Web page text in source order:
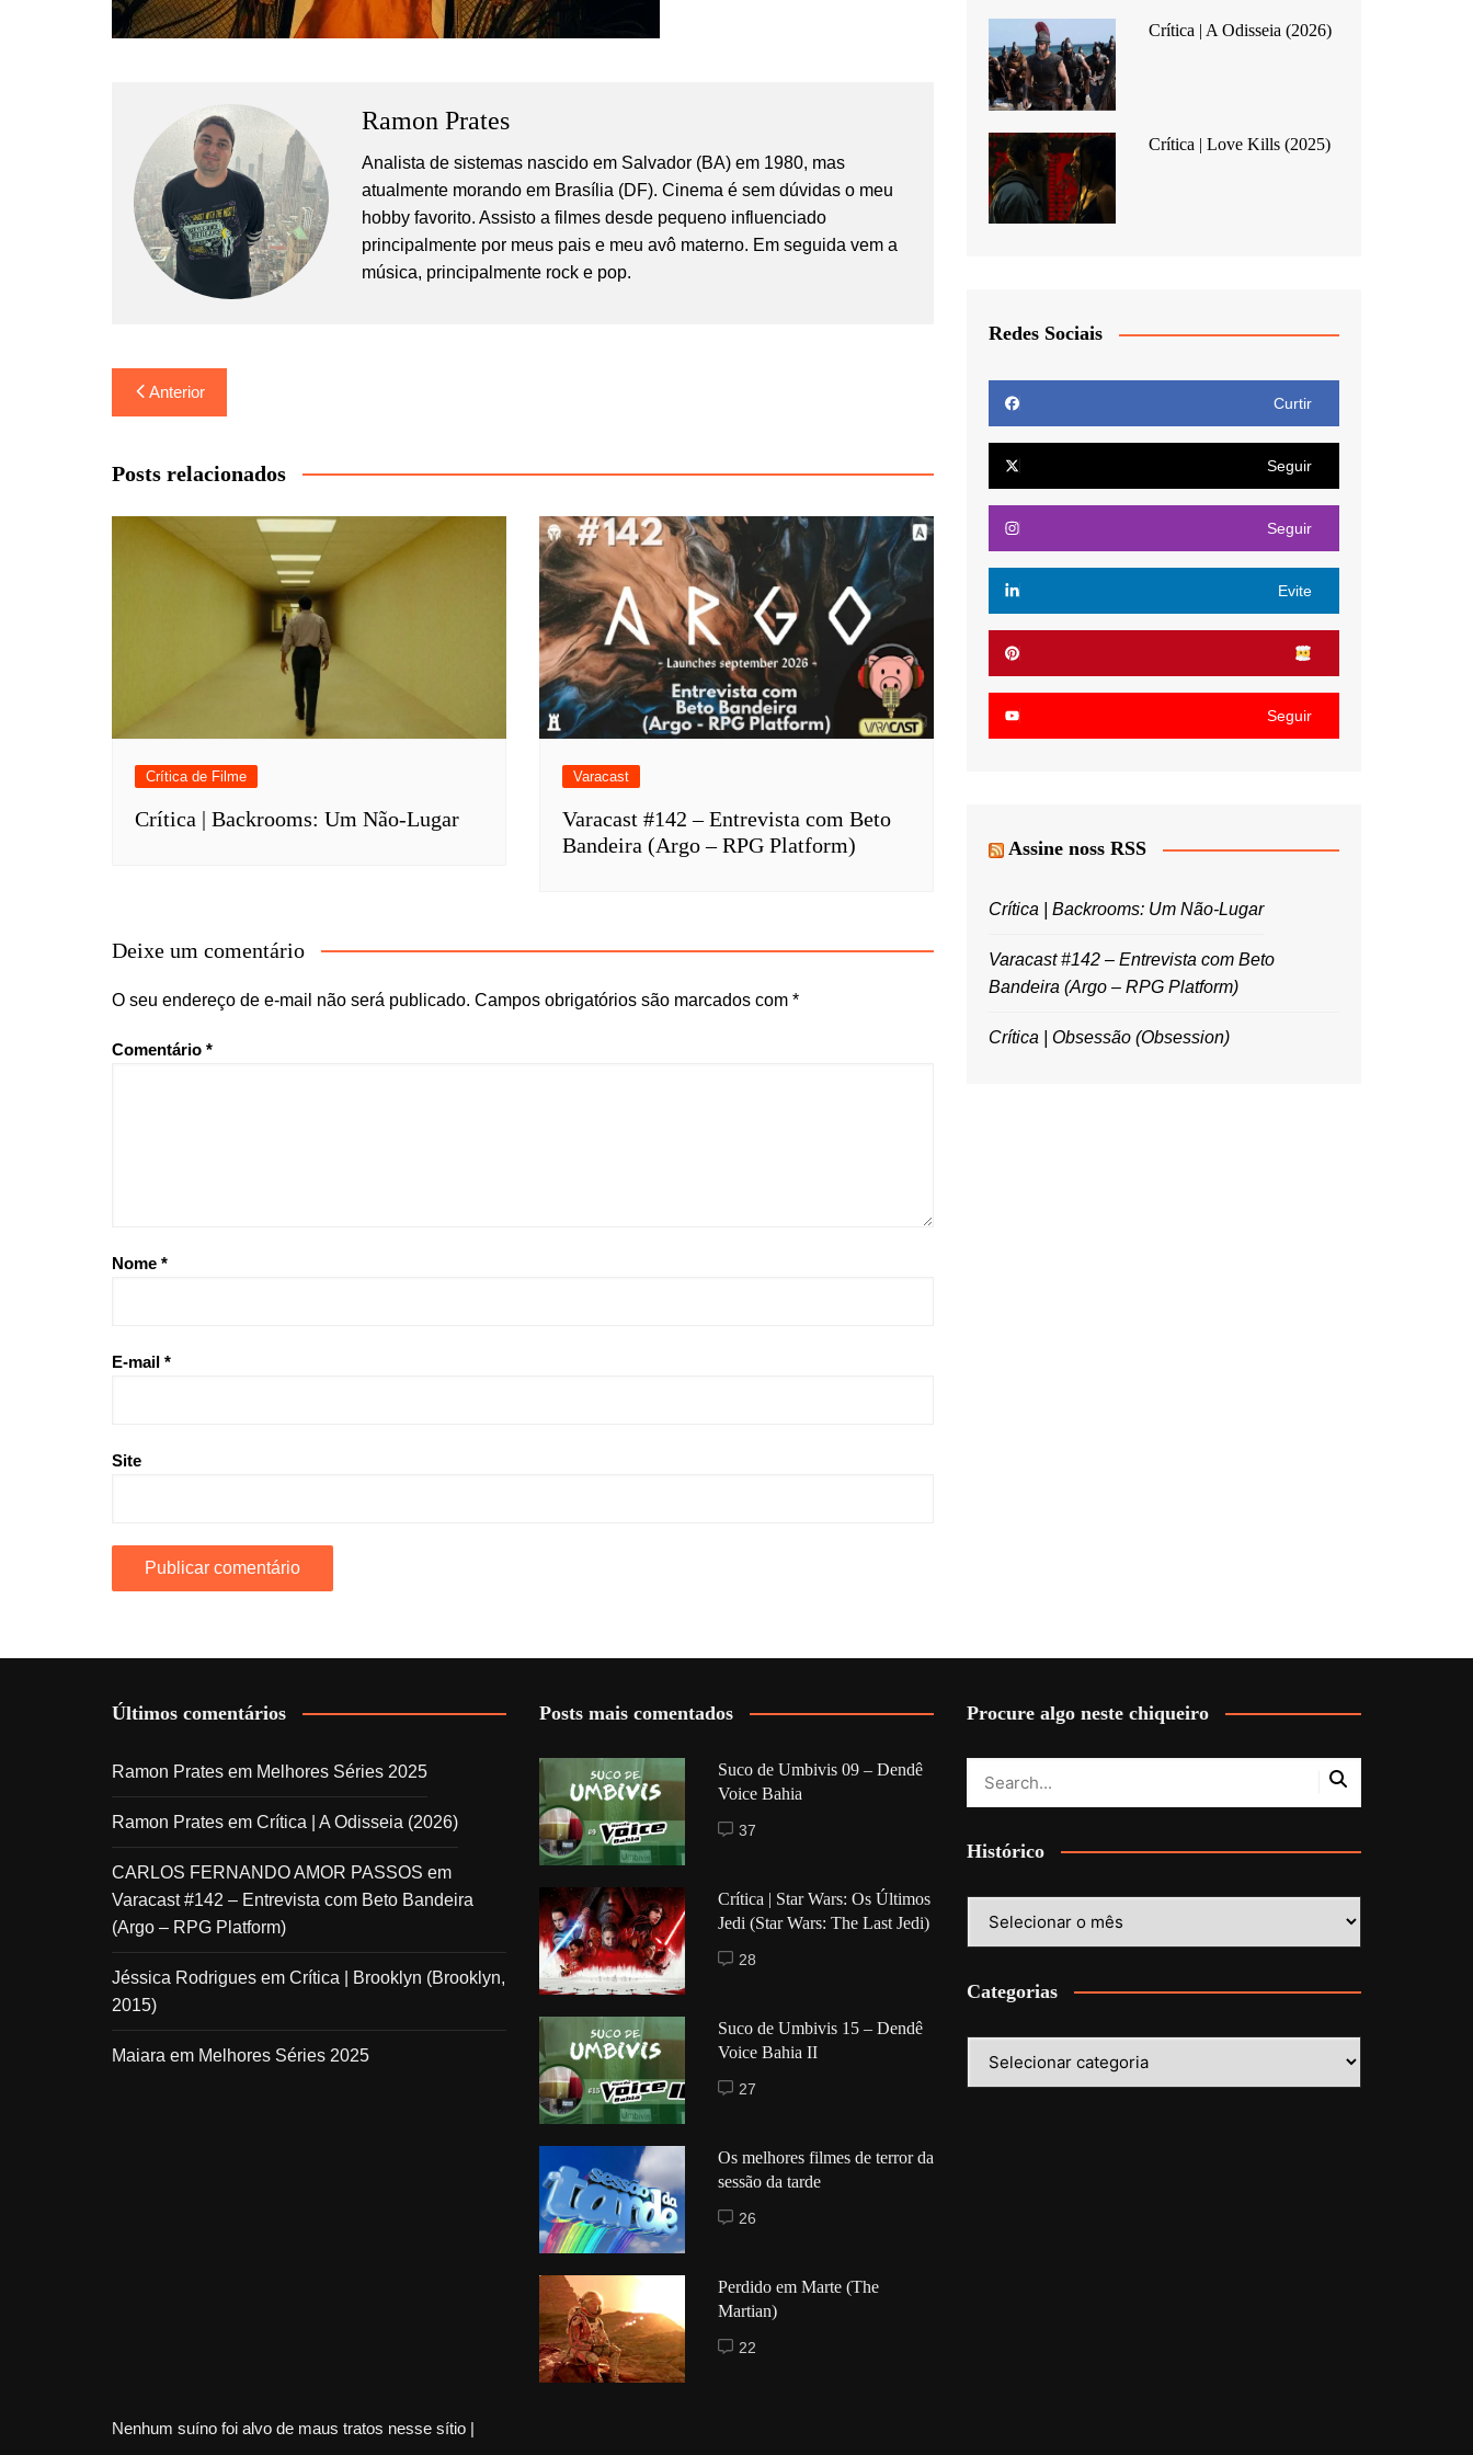
Ramon Prates
Analista de sistemas nascido em Salvador (BA) em 1980, mas
atualmente morando em Brasília (DF). Cinema é sem dúvidas o meu
hobby favorito. Assisto a filmes desde pequeno influenciado
principalmente por meus pais e meu avô materno. Em seguida vem a
música, principalmente rock e pop.
Navegação
de
Post
Anterior
Posts relacionados
Crítica de Filme
Crítica | Backrooms: Um Não-Lugar
Varacast
Varacast #142 – Entrevista com Beto
Bandeira (Argo – RPG Platform)
Deixe um comentário
O seu endereço de e-mail não será publicado. Campos obrigatórios são marcados com *
Comentário *
Nome *
E-mail *
Site
Crítica | A Odisseia (2026)
Crítica | Love Kills (2025)
Redes Sociais
Curtir
Seguir
Seguir
Evite
Seguir
Assine noss RSS
Crítica | Backrooms: Um Não-Lugar
Varacast #142 – Entrevista com Beto
Bandeira (Argo – RPG Platform)
Crítica | Obsessão (Obsession)
Últimos comentários
Ramon Prates em Melhores Séries 2025
Ramon Prates em Crítica | A Odisseia (2026)
CARLOS FERNANDO AMOR PASSOS em
Varacast #142 – Entrevista com Beto Bandeira
(Argo – RPG Platform)
Jéssica Rodrigues em Crítica | Brooklyn (Brooklyn,
2015)
Maiara em Melhores Séries 2025
Posts mais comentados
Suco de Umbivis 09 – Dendê
Voice Bahia
37
Crítica | Star Wars: Os Últimos
Jedi (Star Wars: The Last Jedi)
28
Suco de Umbivis 15 – Dendê
Voice Bahia II
27
Os melhores filmes de terror da
sessão da tarde
26
Perdido em Marte (The
Martian)
22
Procure algo neste chiqueiro
Histórico
Categorias
Nenhum suíno foi alvo de maus tratos nesse sítio |